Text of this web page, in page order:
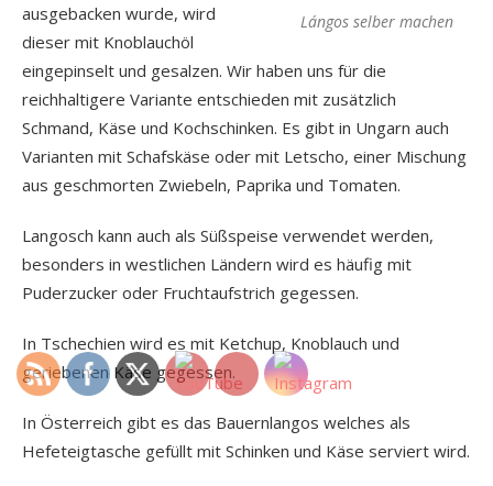
Lángos selber machen
ausgebacken wurde, wird
dieser mit Knoblauchöl
eingepinselt und gesalzen. Wir haben uns für die
reichhaltigere Variante entschieden mit zusätzlich
Schmand, Käse und Kochschinken. Es gibt in Ungarn auch
Varianten mit Schafskäse oder mit Letscho, einer Mischung
aus geschmorten Zwiebeln, Paprika und Tomaten.
Langosch kann auch als Süßspeise verwendet werden,
besonders in westlichen Ländern wird es häufig mit
Puderzucker oder Fruchtaufstrich gegessen.
In Tschechien wird es mit Ketchup, Knoblauch und
geriebenen Käse gegessen.
In Österreich gibt es das Bauernlangos welches als
Hefeteigtasche gefüllt mit Schinken und Käse serviert wird.